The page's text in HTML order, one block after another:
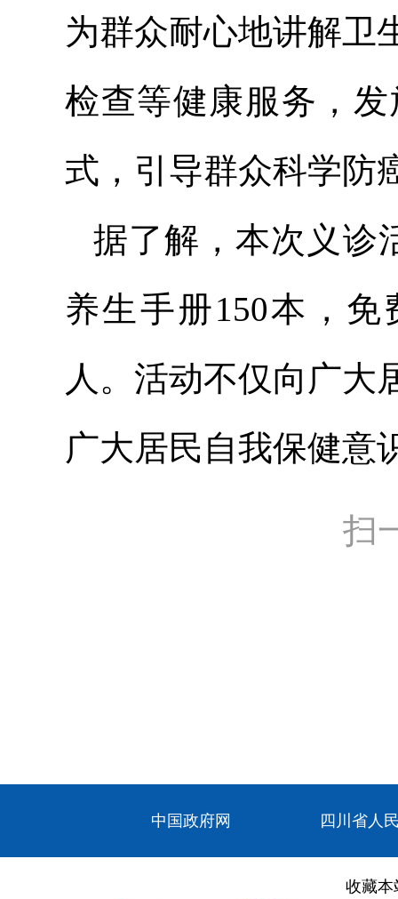
为群众耐心地讲解卫
检查等健康服务，
式，引导群众科学防
据了解，本次义诊
养生手册150本，
人。活动不仅向广大
广大居民自我保健意
扫
中国政府网 四川省人
收藏本